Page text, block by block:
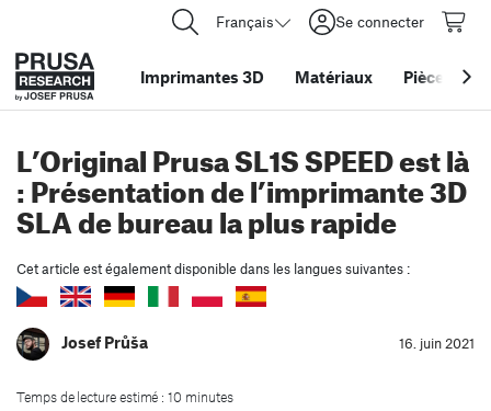
Français Se connecter
Imprimantes 3D Matériaux Pièces &
L’Original Prusa SL1S SPEED est là
: Présentation de l’imprimante 3D
SLA de bureau la plus rapide
Cet article est également disponible dans les langues suivantes :
Josef Průša 16. juin 2021
Temps de lecture estimé : 10 minutes